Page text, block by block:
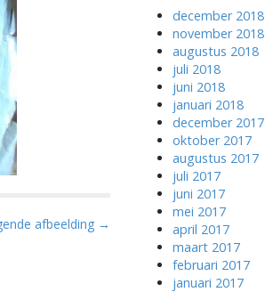
afbeelding →
december 2018
november 2018
augustus 2018
juli 2018
juni 2018
januari 2018
december 2017
oktober 2017
augustus 2017
juli 2017
juni 2017
mei 2017
april 2017
maart 2017
februari 2017
januari 2017